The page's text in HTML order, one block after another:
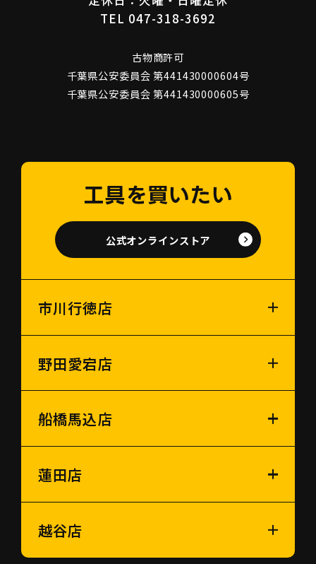
TEL 047-318-3692
古物商許可
千葉県公安委員会 第441430000604号
千葉県公安委員会 第441430000605号
工具を買いたい
公式オンラインストア
市川行徳店
野田愛宕店
船橋馬込店
蓮田店
越谷店